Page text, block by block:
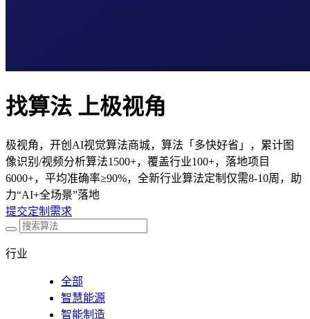
找算法 上极视角
极视角，开创AI视觉算法商城，算法「多快好省」，累计图
像识别/视频分析算法1500+，覆盖行业100+，落地项目
6000+，平均准确率≥90%，全新行业算法定制仅需8-10周，助
力“AI+全场景”落地
提交定制需求
行业
全部
智慧能源
智能制造